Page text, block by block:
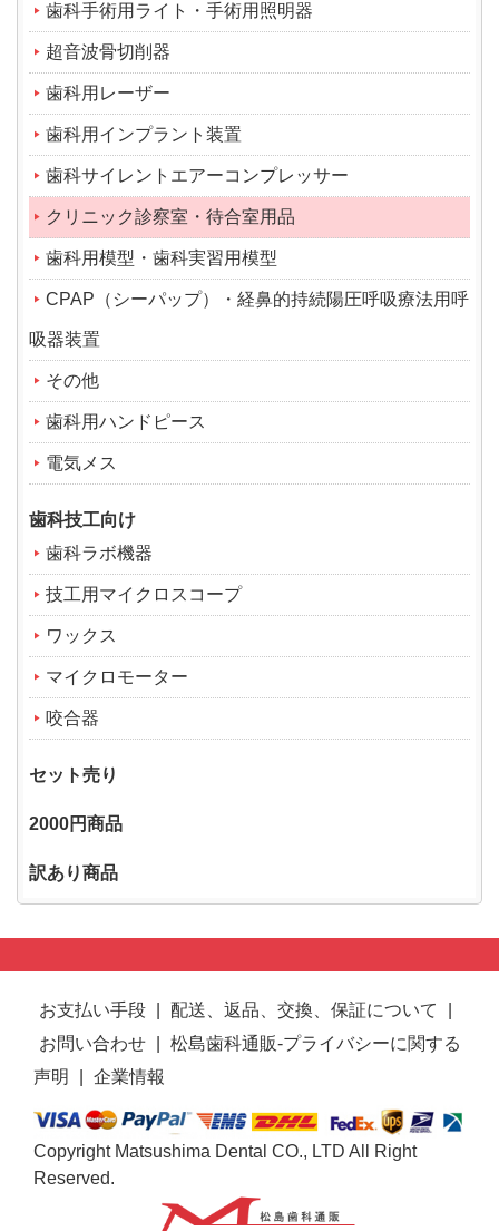
歯科手術用ライト・手術用照明器
超音波骨切削器
歯科用レーザー
歯科用インプラント装置
歯科サイレントエアーコンプレッサー
クリニック診察室・待合室用品
歯科用模型・歯科実習用模型
CPAP（シーパップ）・経鼻的持続陽圧呼吸療法用呼
吸器装置
その他
歯科用ハンドピース
電気メス
歯科技工向け
歯科ラボ機器
技工用マイクロスコープ
ワックス
マイクロモーター
咬合器
セット売り
2000円商品
訳あり商品
お支払い手段 配送、返品、交換、保証について
お問い合わせ
松島歯科通販-プライバシーに関する
声明
企業情報
Copyright Matsushima Dental CO., LTD All Right
Reserved.